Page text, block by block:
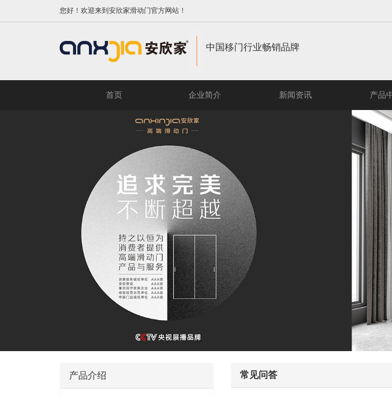
您好！欢迎来到安欣家滑动门官方网站！
中国移门行业畅销品牌
首页 企业简介 新闻资讯 产品
产品介绍 常见问答